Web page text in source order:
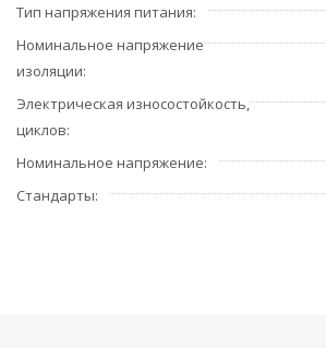
Тип напряжения питания
Номинальное напряжение
изоляции
Электрическая износостойкость,
циклов
Номинальное напряжение
Стандарты